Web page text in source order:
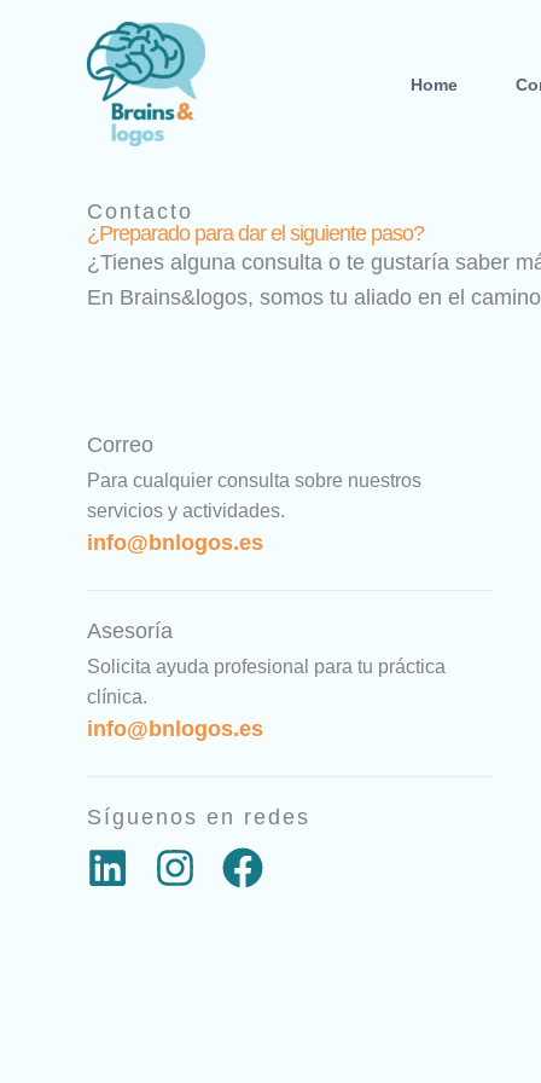
contenido
Home
Contacto
¿Preparado para dar el siguiente paso?
¿Tienes alguna consulta o te gustaría saber
En Brains&logos, somos tu aliado en el
Correo
Para cualquier consulta sobre nuestros
servicios y actividades.
info@bnlogos.es
Asesoría
Solicita ayuda profesional para tu práctica
clínica.
info@bnlogos.es
Síguenos en redes
L
I
F